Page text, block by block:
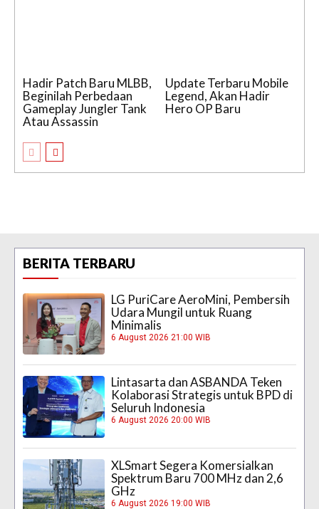
Hadir Patch Baru MLBB,
Beginilah Perbedaan
Gameplay Jungler Tank
Atau Assassin
Update Terbaru Mobile
Legend, Akan Hadir
Hero OP Baru
BERITA TERBARU
LG PuriCare AeroMini, Pembersih
Udara Mungil untuk Ruang
Minimalis
6 August 2026 21:00 WIB
Lintasarta dan ASBANDA Teken
Kolaborasi Strategis untuk BPD di
Seluruh Indonesia
6 August 2026 20:00 WIB
XLSmart Segera Komersialkan
Spektrum Baru 700 MHz dan 2,6
GHz
6 August 2026 19:00 WIB